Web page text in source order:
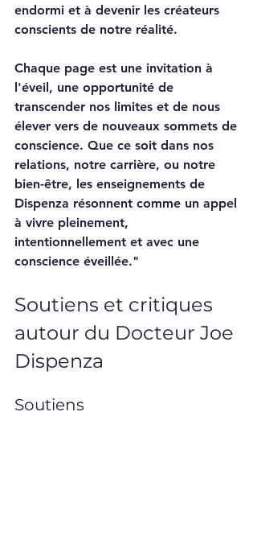
endormi et à devenir les créateurs
conscients de notre réalité.
Chaque page est une invitation à
l'éveil, une opportunité de
transcender nos limites et de nous
élever vers de nouveaux sommets de
conscience. Que ce soit dans nos
relations, notre carrière, ou notre
bien-être, les enseignements de
Dispenza résonnent comme un appel
à vivre pleinement,
intentionnellement et avec une
conscience éveillée."
Soutiens et critiques
autour du Docteur Joe
Dispenza
Soutiens